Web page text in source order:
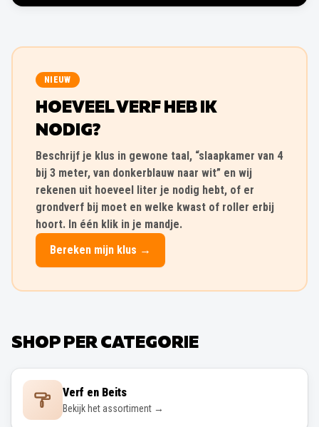
NIEUW
HOEVEEL VERF HEB IK
NODIG?
Beschrijf je klus in gewone taal, “slaapkamer van 4
bij 3 meter, van donkerblauw naar wit” en wij
rekenen uit hoeveel liter je nodig hebt, of er
grondverf bij moet en welke kwast of roller erbij
hoort. In één klik in je mandje.
Bereken mijn klus →
SHOP PER CATEGORIE
Verf en Beits
Bekijk het assortiment →